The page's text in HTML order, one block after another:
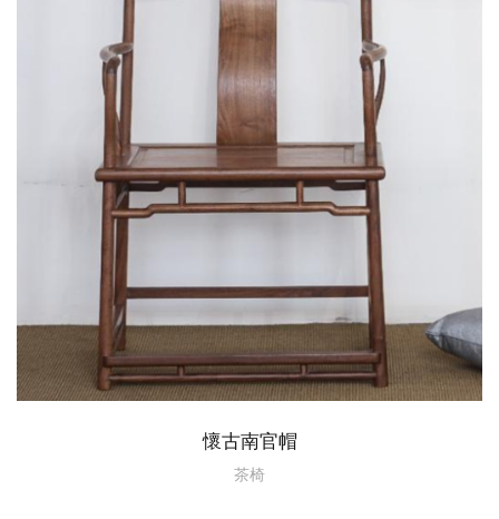
懷古南官帽
茶椅